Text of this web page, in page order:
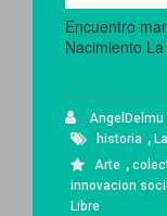
Encuentro
Nacimiento
AngelDelmu
historia ,
Arte ,
innovacion
Libre